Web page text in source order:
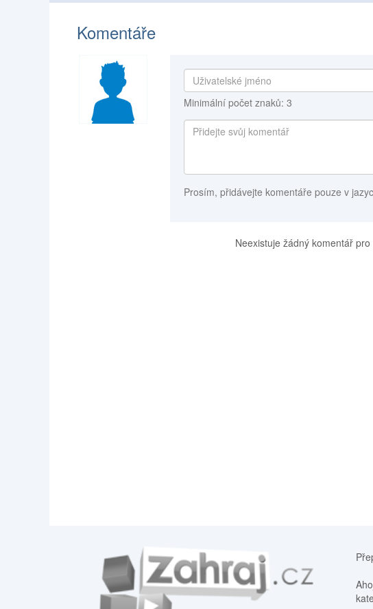
Komentáře
Minimální počet znaků: 3
Prosím, přidávejte komentáře pouze v
Neexistuje žádný komentář